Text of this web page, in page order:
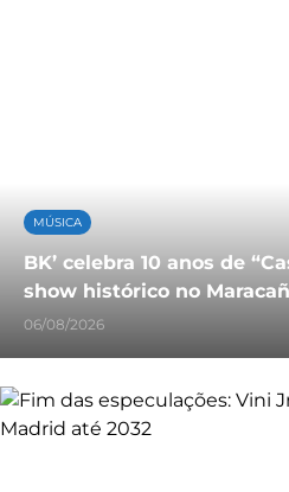
MÚSICA
BK’ celebra 10 anos de
show histórico no
06/08/2026